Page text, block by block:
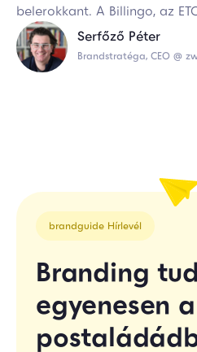
belerokkant. A Billingo, az
Serfőző Péter
Brandstratéga, CEO @
brandguide Hírlevél
Branding
egyenesen a